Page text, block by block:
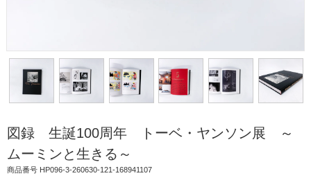
図録 生誕100周年 トーベ・ヤンソン展 ～
ムーミンと生きる～
商品番号 HP096-3-260630-121-168941107